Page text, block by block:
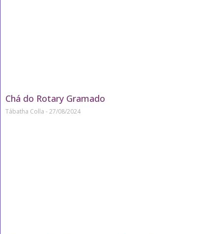
Chá do Rotary Gramado
Tábatha Colla 27/08/2024